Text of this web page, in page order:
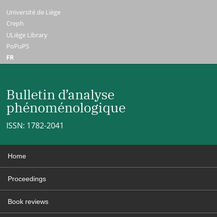
Université de Liège
Creph
ULiège Library
PoPuPS
FR
Bulletin d’analyse
phénoménologique
ISSN: 1782-2041
Home
Proceedings
Book reviews